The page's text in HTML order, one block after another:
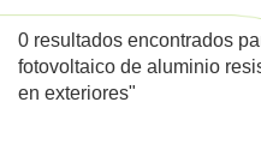
0 resultados encontrados
fotovoltaico de aluminio
en exteriores"